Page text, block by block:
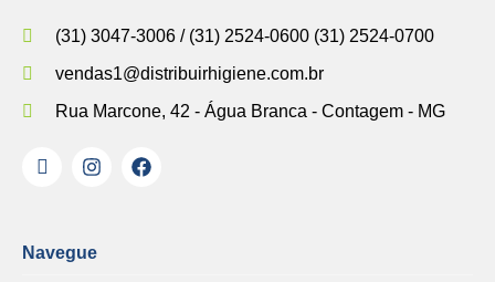
(31) 3047-3006 / (31) 2524-0600 (31) 2524-0700
vendas1@distribuirhigiene.com.br
Rua Marcone, 42 - Água Branca - Contagem - MG
Navegue